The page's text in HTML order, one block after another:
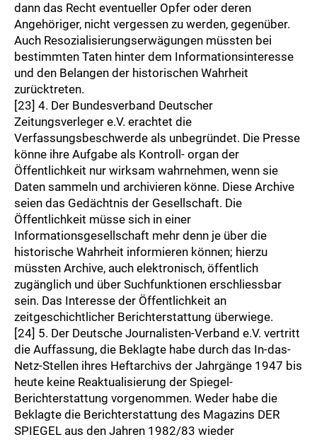
dann das Recht eventueller Opfer oder deren
Angehöriger, nicht vergessen zu werden, gegenüber.
Auch Resozialisierungserwägungen müssten bei
bestimmten Taten hinter dem Informationsinteresse
und den Belangen der historischen Wahrheit
zurücktreten.
[23] 4. Der Bundesverband Deutscher
Zeitungsverleger e.V. erachtet die
Verfassungsbeschwerde als unbegründet. Die Presse
könne ihre Aufgabe als Kontroll- organ der
Öffentlichkeit nur wirksam wahrnehmen, wenn sie
Daten sammeln und archivieren könne. Diese Archive
seien das Gedächtnis der Gesellschaft. Die
Öffentlichkeit müsse sich in einer
Informationsgesellschaft mehr denn je über die
historische Wahrheit informieren können; hierzu
müssten Archive, auch elektronisch, öffentlich
zugänglich und über Suchfunktionen erschliessbar
sein. Das Interesse der Öffentlichkeit an
zeitgeschichtlicher Berichterstattung überwiege.
[24] 5. Der Deutsche Journalisten-Verband e.V. vertritt
die Auffassung, die Beklagte habe durch das In-das-
Netz-Stellen ihres Heftarchivs der Jahrgänge 1947 bis
heute keine Reaktualisierung der Spiegel-
Berichterstattung vorgenommen. Weder habe die
Beklagte die Berichterstattung des Magazins DER
SPIEGEL aus den Jahren 1982/83 wieder